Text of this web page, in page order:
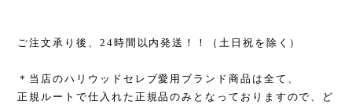
ご注文承り後、24時間以内発送！！（土日祝を除く）
＊当店のハリウッドセレブ愛用ブランド商品は全て、
正規ルートで仕入れた正規品のみとなっておりますので、ど